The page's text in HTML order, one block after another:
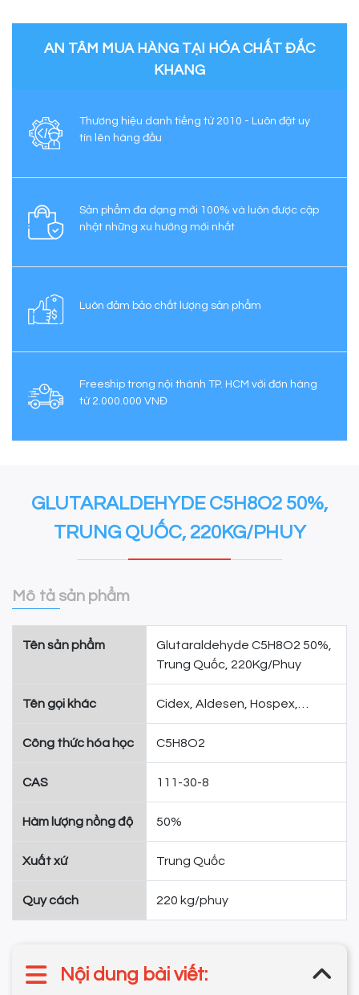
AN TÂM MUA HÀNG TẠI HÓA CHẤT ĐẮC
KHANG
Thương hiệu danh tiếng từ 2010 - Luôn đặt uy
tín lên hàng đầu
Sản phẩm đa dạng mới 100% và luôn được cập
nhật những xu hướng mới nhất
Luôn đảm bảo chất lượng sản phẩm
Freeship trong nội thành TP. HCM với đơn hàng
từ 2.000.000 VNĐ
GLUTARALDEHYDE C5H8O2 50%,
TRUNG QUỐC, 220KG/PHUY
Mô tả sản phẩm
Tên sản phẩm
Glutaraldehyde C5H8O2 50%,
Trung Quốc, 220Kg/Phuy
Tên gọi khác Cidex, Aldesen, Hospex,…
Công thức hóa học C5H8O2
CAS 111-30-8
Hàm lượng nồng độ 50%
Xuất xứ Trung Quốc
Quy cách 220 kg/phuy
Nội dung bài viết: